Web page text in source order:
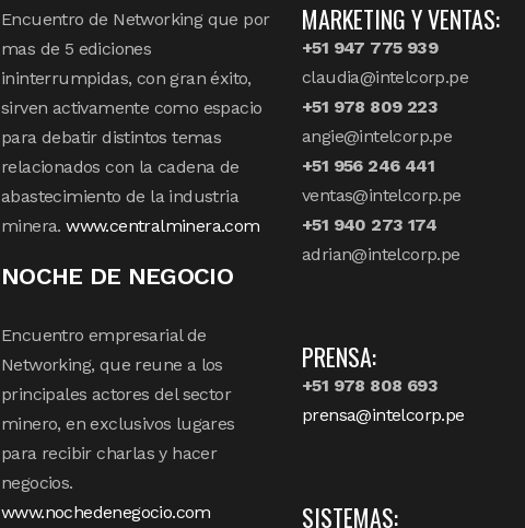
Encuentro de Networking que por
mas de 5 ediciones
ininterrumpidas, con gran éxito,
sirven activamente como espacio
para debatir distintos temas
relacionados con la cadena de
abastecimiento de la industria
minera.www.centralminera.com
NOCHE DE NEGOCIO
Encuentro empresarial de
Networking, que reune a los
principales actores del sector
minero, en exclusivos lugares
para recibir charlas y hacer
negocios.
www.nochedenegocio.com
MARKETING Y VENTAS:
+51 947 775 939
claudia@intelcorp.pe
+51 978 809 223
angie@intelcorp.pe
+51 956 246 441
ventas@intelcorp.pe
+51 940 273 174
adrian@intelcorp.pe
PRENSA:
+51 978 808 693
prensa@intelcorp.pe
SISTEMAS: